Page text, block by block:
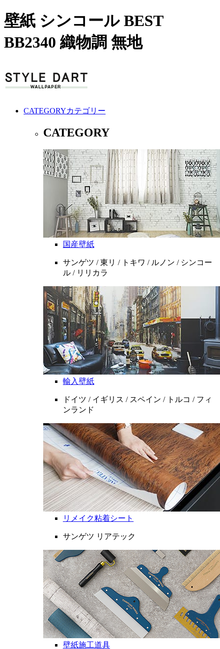
壁紙 シンコール BEST
BB2340 織物調 無地
CATEGORYカテゴリー
CATEGORY
国産壁紙
サンゲツ / 東リ / トキワ / ルノン / シンコー
ル / リリカラ
輸入壁紙
ドイツ / イギリス / スペイン / トルコ / フィ
ンランド
リメイク粘着シート
サンゲツ リアテック
壁紙施工道具